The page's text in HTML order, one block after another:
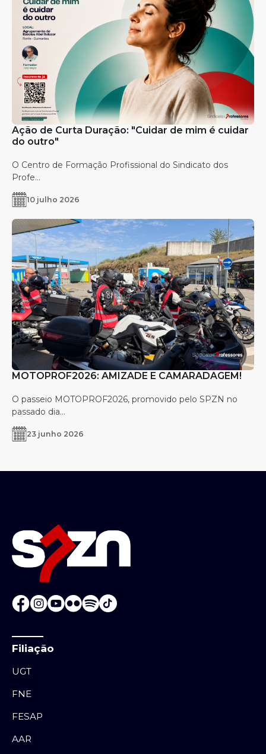
Ação de Curta Duração: "Cuidar de mim é cuidar
do outro"
O Centro de Formação Profissional do Sindicato dos
Profe...
10 julho 2026
MOTOPROF2026: AMIZADE E CAMARADAGEM!
O passeio MOTOPROF2026, promovido pelo SPZN no
passado dia...
23 junho 2026
Filiação
UGT
FNE
FESAP
AAR